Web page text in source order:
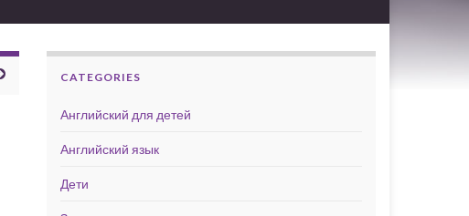
CATEGORIES
Английский для детей
Английский язык
Дети